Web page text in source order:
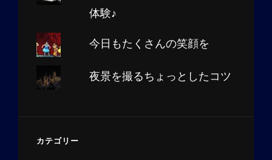
体験♪
今日もたくさんの笑顔を
夜景を撮るちょっとしたコツ
カテゴリー